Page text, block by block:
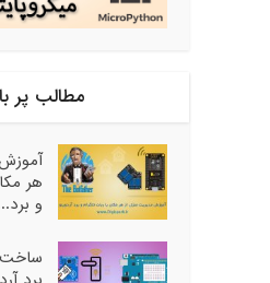
مطالب پر
هر
و